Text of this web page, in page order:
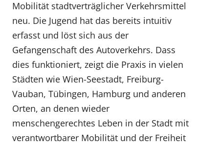
Mobilität stadtverträglicher Verkehrsmittel
neu. Die Jugend hat das bereits intuitiv
erfasst und löst sich aus der
Gefangenschaft des Autoverkehrs. Dass
dies funktioniert, zeigt die Praxis in vielen
Städten wie Wien-Seestadt, Freiburg-
Vauban, Tübingen, Hamburg und anderen
Orten, an denen wieder
menschengerechtes Leben in der Stadt mit
verantwortbarer Mobilität und der Freiheit